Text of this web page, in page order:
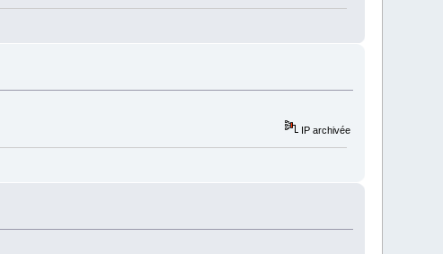
IP archivée